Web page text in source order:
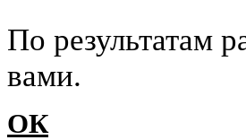
По результатам
вами.
ОК